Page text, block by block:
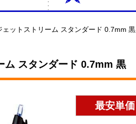
ットストリーム スタンダード 0.7mm 黒
ム スタンダード 0.7mm 黒
最安単価